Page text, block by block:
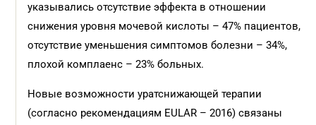
указывались отсутствие эффекта в отношении
снижения уровня мочевой кислоты – 47% пациентов,
отсутствие уменьшения симптомов болезни – 34%,
плохой комплаенс – 23% больных.
Новые возможности уратснижающей терапии
(согласно рекомендациям EULAR – 2016) связаны